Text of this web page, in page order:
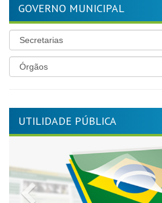
GOVERNO MUNICIPAL
UTILIDADE PÚBLICA
Previous